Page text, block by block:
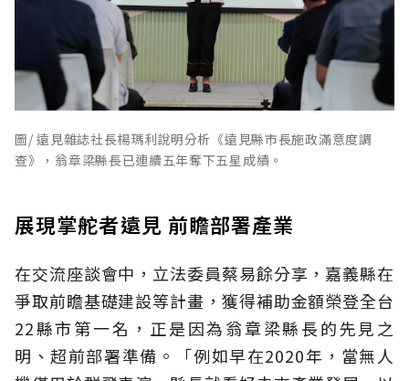
圖/ 遠見雜誌社長楊瑪利說明分析《遠見縣市長施政滿意度調
查》，翁章梁縣長已連續五年奪下五星成績。
展現掌舵者遠見 前瞻部署產業
在交流座談會中，立法委員蔡易餘分享，嘉義縣在
爭取前瞻基礎建設等計畫，獲得補助金額榮登全台
22縣市第一名，正是因為翁章梁縣長的先見之
明、超前部署準備。「例如早在2020年，當無人